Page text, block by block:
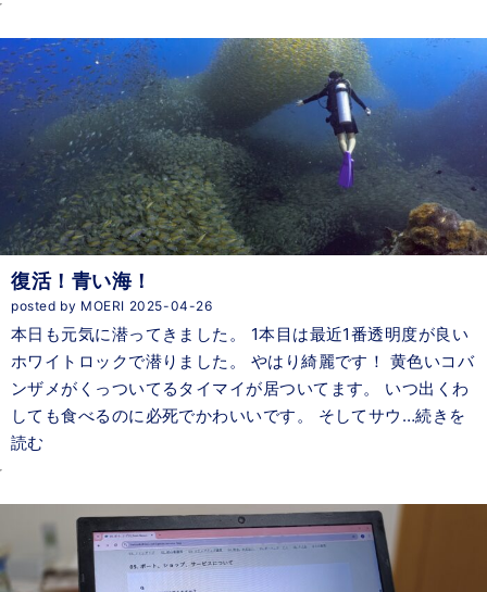
復活！青い海！
posted by MOERI 2025-04-26
本日も元気に潜ってきました。 1本目は最近1番透明度が良い
ホワイトロックで潜りました。 やはり綺麗です！ 黄色いコバ
ンザメがくっついてるタイマイが居ついてます。 いつ出くわ
しても食べるのに必死でかわいいです。 そしてサウ…続きを
読む